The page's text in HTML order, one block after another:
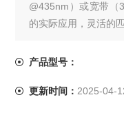
@435nm）或宽带（
的实际应用，灵活的
产品型号：
更新时间： 2025-04-